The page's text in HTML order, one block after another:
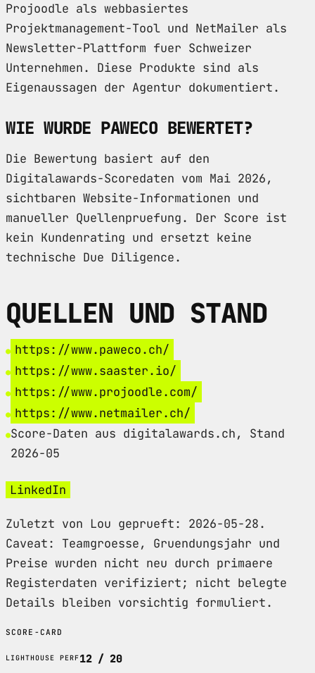
Projoodle als webbasiertes
Projektmanagement-Tool und NetMailer als
Newsletter-Plattform fuer Schweizer
Unternehmen. Diese Produkte sind als
Eigenaussagen der Agentur dokumentiert.
WIE WURDE PAWECO BEWERTET?
Die Bewertung basiert auf den
Digitalawards-Scoredaten vom Mai 2026,
sichtbaren Website-Informationen und
manueller Quellenpruefung. Der Score ist
kein Kundenrating und ersetzt keine
technische Due Diligence.
QUELLEN UND STAND
https://www.paweco.ch/
https://www.saaster.io/
https://www.projoodle.com/
https://www.netmailer.ch/
Score-Daten aus digitalawards.ch, Stand
2026-05
LinkedIn
Zuletzt von Lou geprueft: 2026-05-28.
Caveat: Teamgroesse, Gruendungsjahr und
Preise wurden nicht neu durch primaere
Registerdaten verifiziert; nicht belegte
Details bleiben vorsichtig formuliert.
SCORE-CARD
LIGHTHOUSE PERF12 / 20